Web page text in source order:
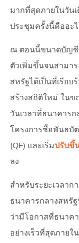
มากที่สุดภายในวั
ประชุมครั้งนี้คืออะไ
ณ ตอนนี้ขนาดบัญชี
ตัวเพิ่มขึ้นจนสาม
สหรัฐได้เป็นที่เรีย
สร้างสถิติใหม่ ในข
วันเวลาที่ธนาคา
โครงการซื้อพันธบั
(QE) และเริ่มปรับขึ้
ลง
สำหรับระยะเวลา
ธนาคารกลางสหรั
ว่ามีโอกาสที่ธนาค
อย่างเร็วที่สุดภา